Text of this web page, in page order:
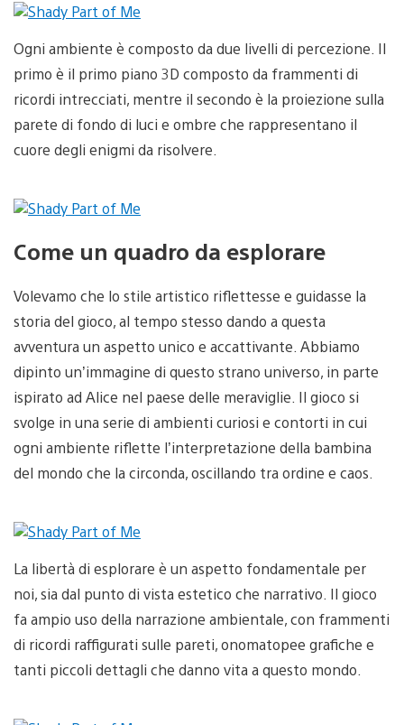
Ogni ambiente è composto da due livelli di percezione. Il
primo è il primo piano 3D composto da frammenti di
ricordi intrecciati, mentre il secondo è la proiezione sulla
parete di fondo di luci e ombre che rappresentano il
cuore degli enigmi da risolvere.
Come un quadro da esplorare
Volevamo che lo stile artistico riflettesse e guidasse la
storia del gioco, al tempo stesso dando a questa
avventura un aspetto unico e accattivante. Abbiamo
dipinto un’immagine di questo strano universo, in parte
ispirato ad Alice nel paese delle meraviglie. Il gioco si
svolge in una serie di ambienti curiosi e contorti in cui
ogni ambiente riflette l’interpretazione della bambina
del mondo che la circonda, oscillando tra ordine e caos.
La libertà di esplorare è un aspetto fondamentale per
noi, sia dal punto di vista estetico che narrativo. Il gioco
fa ampio uso della narrazione ambientale, con frammenti
di ricordi raffigurati sulle pareti, onomatopee grafiche e
tanti piccoli dettagli che danno vita a questo mondo.